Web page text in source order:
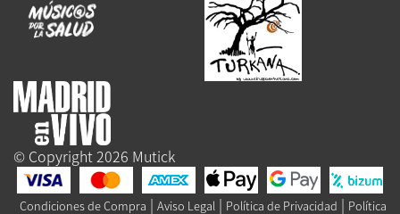
© Copyright 2026 Mutick
Condiciones de Compra | Aviso Legal | Política de Privacidad | Política